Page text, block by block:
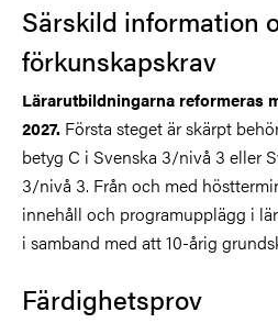
Särskild information
förkunskapskrav
Lärarutbildningarna reformeras
2027. Första steget är skärpt
betyg C i Svenska 3/nivå 3 eller
3/nivå 3. Från och med
innehåll och programupplägg i
i samband med att 10-årig
Färdighetsprov